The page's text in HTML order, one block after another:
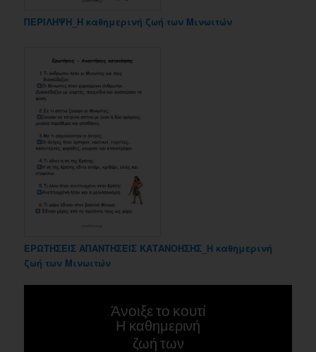
ΠΕΡΙΛΗΨΗ_Η καθημερινή ζωή των Μινωιτών
ΕΡΩΤΗΣΕΙΣ ΑΠΑΝΤΗΣΕΙΣ ΚΑΤΑΝΟΗΣΗΣ_Η καθημερινή
ζωή των Μινωιτών